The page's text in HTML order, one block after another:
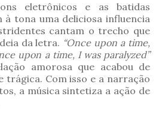
eletrônicos e as batidas
à tona uma deliciosa influencia
cantam o trecho que
da letra. “Once upon a time,
upon a time, I was paralyzed”
amorosa que acabou de
trágica. Com isso e a narração
a música sintetiza a ação de